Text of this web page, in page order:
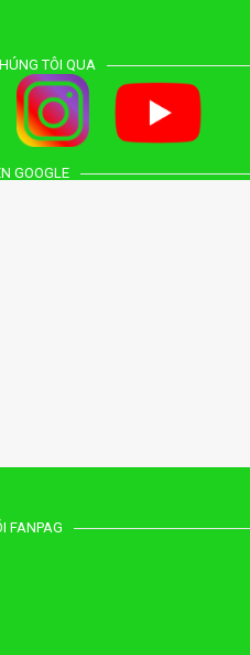
TÔI QUA
GOOGLE
FANPAG